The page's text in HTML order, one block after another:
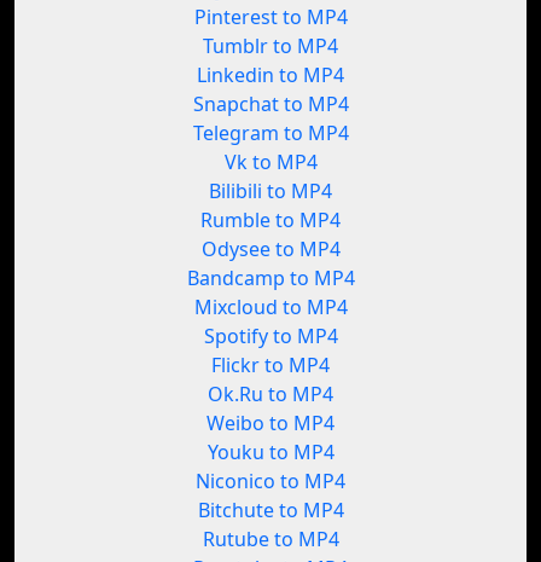
Pinterest to MP4
Tumblr to MP4
Linkedin to MP4
Snapchat to MP4
Telegram to MP4
Vk to MP4
Bilibili to MP4
Rumble to MP4
Odysee to MP4
Bandcamp to MP4
Mixcloud to MP4
Spotify to MP4
Flickr to MP4
Ok.Ru to MP4
Weibo to MP4
Youku to MP4
Niconico to MP4
Bitchute to MP4
Rutube to MP4